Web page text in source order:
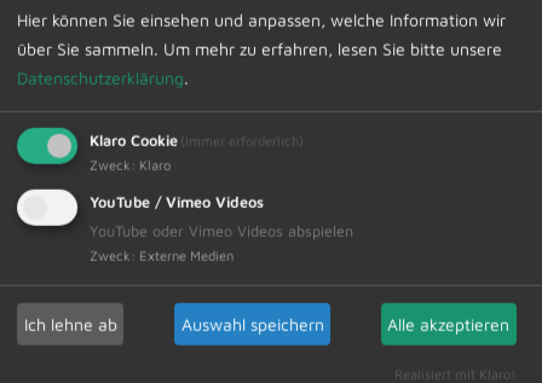
Kindergartenjahr 2025/2026
Wie in den Vorjahren beginnen im Januar 2025
die Anmeldungen für die Dietmannsrieder
Kindertageseinrichtungen. Die Anmeldungen
werden wieder zentral…
Weiterlesen
10.01.2025
Aktion „Wunschbaum der
Bürgerstiftung Dietmannsried im
Hier können Sie einsehen und anpassen, welche Information wir
über Sie sammeln. Um mehr zu erfahren, lesen Sie bitte unsere
Datenschutzerklärung.
Klaro Cookie (immer erforderlich)
Zweck : Klaro
YouTube / Vimeo Videos
YouTube oder Vimeo Videos abspielen
Zweck : Externe Medien
Ich lehne ab Auswahl speichern Alle akzeptieren
Realisiert mit Klaro!